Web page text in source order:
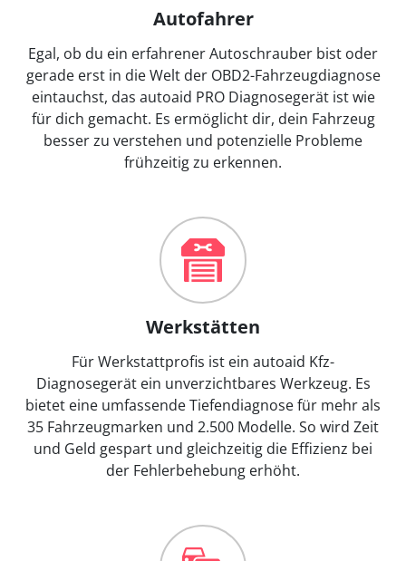
Autofahrer
Egal, ob du ein erfahrener Autoschrauber bist oder
gerade erst in die Welt der OBD2-Fahrzeugdiagnose
eintauchst, das autoaid PRO Diagnosegerät ist wie
für dich gemacht. Es ermöglicht dir, dein Fahrzeug
besser zu verstehen und potenzielle Probleme
frühzeitig zu erkennen.
Werkstätten
Für Werkstattprofis ist ein autoaid Kfz-
Diagnosegerät ein unverzichtbares Werkzeug. Es
bietet eine umfassende Tiefendiagnose für mehr als
35 Fahrzeugmarken und 2.500 Modelle. So wird Zeit
und Geld gespart und gleichzeitig die Effizienz bei
der Fehlerbehebung erhöht.